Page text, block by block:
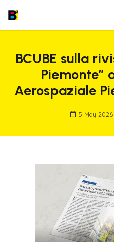
BCUBE sulla
Piemonte”
Aerospaziale
5 May 2026